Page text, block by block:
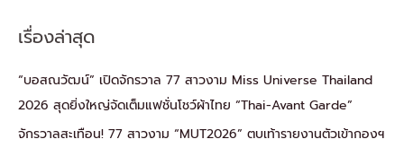
เรื่องล่าสุด
“บอสณวัฒน์” เปิดจักรวาล 77 สาวงาม Miss Universe Thailand
2026 สุดยิ่งใหญ่จัดเต็มแฟชั่นโชว์ผ้าไทย “Thai-Avant Garde”
จักรวาลสะเทือน! 77 สาวงาม “MUT2026” ตบเท้ารายงานตัวเข้ากองฯ